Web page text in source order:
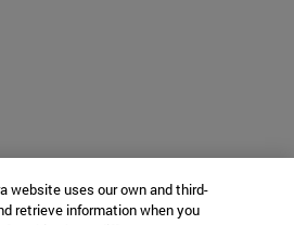
website uses our own and third-
retrieve information when you